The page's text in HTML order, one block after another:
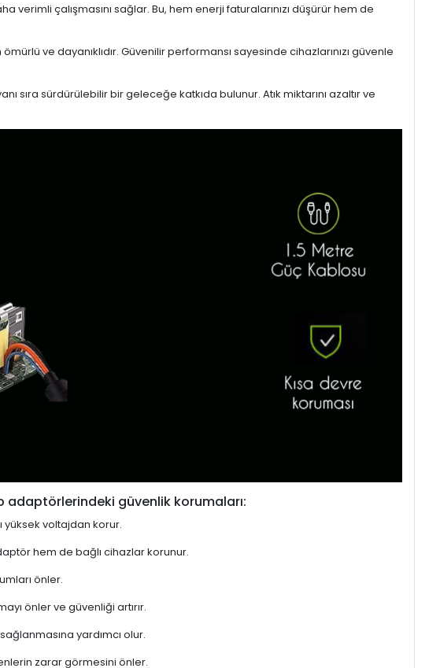
çalışmasını sağlar. Bu, hem enerji faturalarınızı düşürür hem de
ve dayanıklıdır. Güvenilir performansı sayesinde cihazlarınızı güvenle
sürdürülebilir bir geleceğe katkıda bulunur. Atık miktarını azaltır ve
adaptörlerindeki güvenlik korumaları:
yüksek voltajdan korur.
hem de bağlı cihazlar korunur.
önler.
önler ve güvenliği artırır.
yardımcı olur.
zarar görmesini önler.